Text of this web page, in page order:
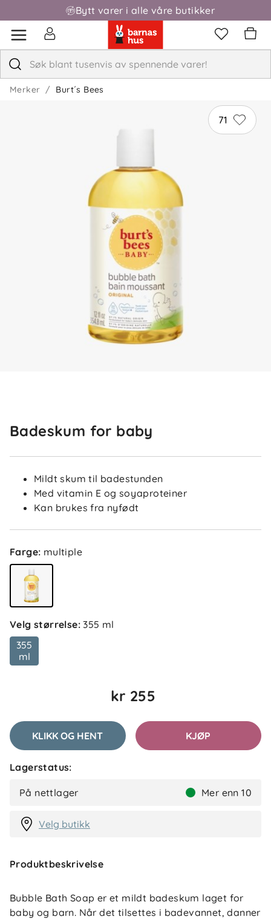
Bytt varer i alle våre butikker
Merker Burt´s Bees
71
Badeskum for baby
Mildt skum til badestunden
Med vitamin E og soyaproteiner
Kan brukes fra nyfødt
Farge: multiple
Velg størrelse:355 ml
355
ml
kr 255
KLIKK OG HENT KJØP
Lagerstatus:
På nettlager Mer enn 10
Velg butikk
Produktbeskrivelse
Bubble Bath Soap er et mildt badeskum laget for
baby og barn. Når det tilsettes i badevannet, danner